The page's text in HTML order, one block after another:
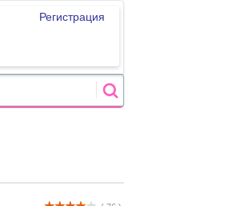
Регистрация